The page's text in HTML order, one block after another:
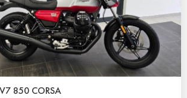
V7 850 CORSA